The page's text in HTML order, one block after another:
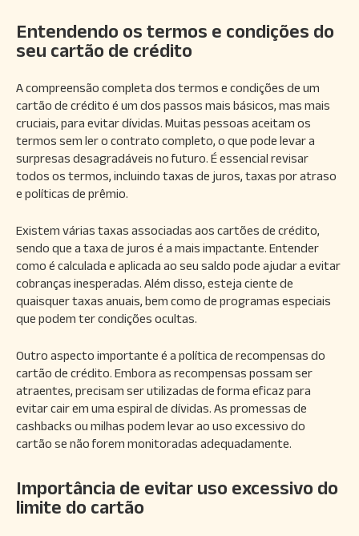
Entendendo os termos e condições do
seu cartão de crédito
A compreensão completa dos termos e condições de um
cartão de crédito é um dos passos mais básicos, mas mais
cruciais, para evitar dívidas. Muitas pessoas aceitam os
termos sem ler o contrato completo, o que pode levar a
surpresas desagradáveis no futuro. É essencial revisar
todos os termos, incluindo taxas de juros, taxas por atraso
e políticas de prêmio.
Existem várias taxas associadas aos cartões de crédito,
sendo que a taxa de juros é a mais impactante. Entender
como é calculada e aplicada ao seu saldo pode ajudar a evitar
cobranças inesperadas. Além disso, esteja ciente de
quaisquer taxas anuais, bem como de programas especiais
que podem ter condições ocultas.
Outro aspecto importante é a política de recompensas do
cartão de crédito. Embora as recompensas possam ser
atraentes, precisam ser utilizadas de forma eficaz para
evitar cair em uma espiral de dívidas. As promessas de
cashbacks ou milhas podem levar ao uso excessivo do
cartão se não forem monitoradas adequadamente.
Importância de evitar uso excessivo do
limite do cartão